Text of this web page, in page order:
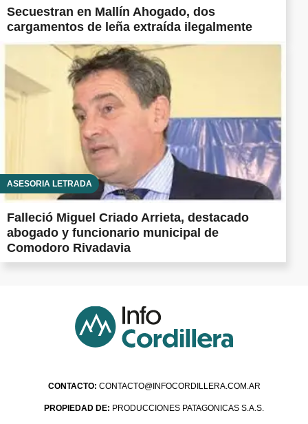
Secuestran en Mallín Ahogado, dos
cargamentos de leña extraída ilegalmente
ASESORÍA LETRADA
Falleció Miguel Criado Arrieta, destacado
abogado y funcionario municipal de
Comodoro Rivadavia
CONTACTO: CONTACTO@INFOCORDILLERA.COM.AR
PROPIEDAD DE: PRODUCCIONES PATAGONICAS S.A.S.